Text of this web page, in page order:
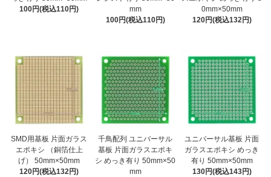
100円(税込110円)
mm
100円(税込110円)
0mm×50mm
120円(税込132円)
SMD用基板 片面ガラス
エポキシ （銅箔仕上
げ） 50mm×50mm
120円(税込132円)
千鳥配列 ユニバーサル
基板 片面ガラスエポキ
シ めっき有り 50mm×50
mm
ユニバーサル基板 片面
ガラスエポキシ めっき
有り 50mm×50mm
130円(税込143円)